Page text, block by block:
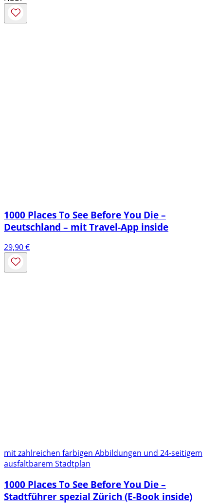
1000 Places To See Before You Die –
Deutschland – mit Travel-App inside
29,90€
mit zahlreichen farbigen Abbildungen und 24-seitigem
ausfaltbarem Stadtplan
1000 Places To See Before You Die –
Stadtführer spezial Zürich (E-Book inside)